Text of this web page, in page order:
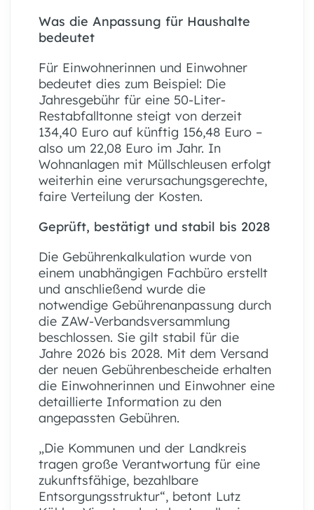
Was die Anpassung für Haushalte
bedeutet
Für Einwohnerinnen und Einwohner
bedeutet dies zum Beispiel: Die
Jahresgebühr für eine 50-Liter-
Restabfalltonne steigt von derzeit
134,40 Euro auf künftig 156,48 Euro –
also um 22,08 Euro im Jahr. In
Wohnanlagen mit Müllschleusen erfolgt
weiterhin eine verursachungsgerechte,
faire Verteilung der Kosten.
Geprüft, bestätigt und stabil bis 2028
Die Gebührenkalkulation wurde von
einem unabhängigen Fachbüro erstellt
und anschließend wurde die
notwendige Gebührenanpassung durch
die ZAW-Verbandsversammlung
beschlossen. Sie gilt stabil für die
Jahre 2026 bis 2028. Mit dem Versand
der neuen Gebührenbescheide erhalten
die Einwohnerinnen und Einwohner eine
detaillierte Information zu den
angepassten Gebühren.
„Die Kommunen und der Landkreis
tragen große Verantwortung für eine
zukunftsfähige, bezahlbare
Entsorgungsstruktur“, betont Lutz